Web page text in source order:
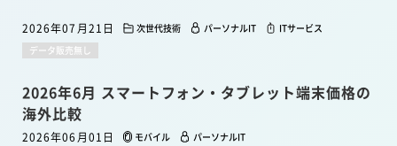
2026年07月21日 次世代技術 パーソナルIT
ITサービス
データ販売無し
2026年6月 スマートフォン・タブレット端末価格の
海外比較
2026年06月01日 モバイル
パーソナルIT